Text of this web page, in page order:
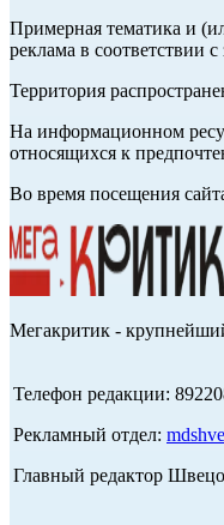
Примерная тематика и
реклама в соответствии
Территория
На информационном
относящихся к
Во время посещения
Мегакритик -
Телефон редакции:
Рекламный отдел:
Главный редактор